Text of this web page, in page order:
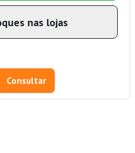
nas lojas